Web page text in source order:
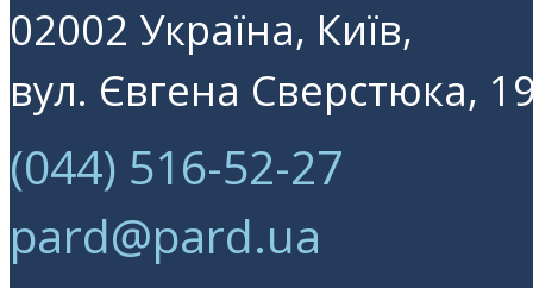
02002 Україна, Київ,
вул. Євгена Сверстюка,
(044) 516-52-27
pard@pard.ua